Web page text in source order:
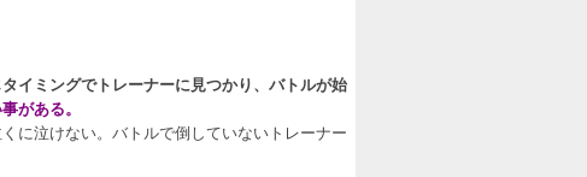
イミングでトレーナーに見つかり、バトルが始
がある。
に泣けない。バトルで倒していないトレーナー